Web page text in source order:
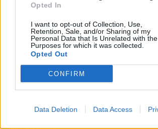
Opted In
I want to opt-out of Collection, Use,
Retention, Sale, and/or Sharing of my
Personal Data that Is Unrelated with the
Purposes for which it was collected.
Opted Out
CONFIRM
Data Deletion Data Access
nyílik – Villa...
várakozást – Ha egy...
Panna és a szép